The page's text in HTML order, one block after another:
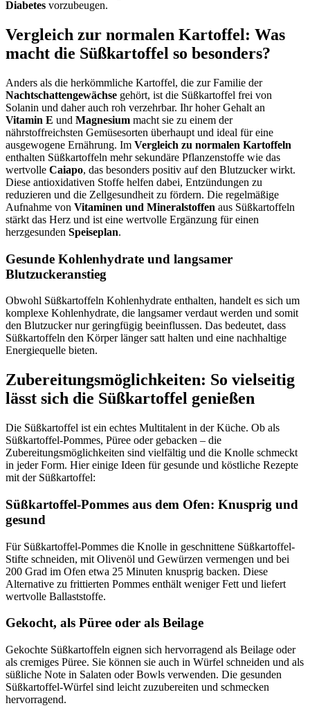
Diabetes vorzubeugen.
Vergleich zur normalen Kartoffel: Was
macht die Süßkartoffel so besonders?
Anders als die herkömmliche Kartoffel, die zur Familie der
Nachtschattengewächse gehört, ist die Süßkartoffel frei von
Solanin und daher auch roh verzehrbar. Ihr hoher Gehalt an
Vitamin E und Magnesium macht sie zu einem der
nährstoffreichsten Gemüsesorten überhaupt und ideal für eine
ausgewogene Ernährung. Im Vergleich zu normalen Kartoffeln
enthalten Süßkartoffeln mehr sekundäre Pflanzenstoffe wie das
wertvolle Caiapo, das besonders positiv auf den Blutzucker wirkt.
Diese antioxidativen Stoffe helfen dabei, Entzündungen zu
reduzieren und die Zellgesundheit zu fördern. Die regelmäßige
Aufnahme von Vitaminen und Mineralstoffen aus Süßkartoffeln
stärkt das Herz und ist eine wertvolle Ergänzung für einen
herzgesunden Speiseplan.
Gesunde Kohlenhydrate und langsamer
Blutzuckeranstieg
Obwohl Süßkartoffeln Kohlenhydrate enthalten, handelt es sich um
komplexe Kohlenhydrate, die langsamer verdaut werden und somit
den Blutzucker nur geringfügig beeinflussen. Das bedeutet, dass
Süßkartoffeln den Körper länger satt halten und eine nachhaltige
Energiequelle bieten.
Zubereitungsmöglichkeiten: So vielseitig
lässt sich die Süßkartoffel genießen
Die Süßkartoffel ist ein echtes Multitalent in der Küche. Ob als
Süßkartoffel-Pommes, Püree oder gebacken – die
Zubereitungsmöglichkeiten sind vielfältig und die Knolle schmeckt
in jeder Form. Hier einige Ideen für gesunde und köstliche Rezepte
mit der Süßkartoffel:
Süßkartoffel-Pommes aus dem Ofen: Knusprig und
gesund
Für Süßkartoffel-Pommes die Knolle in geschnittene Süßkartoffel-
Stifte schneiden, mit Olivenöl und Gewürzen vermengen und bei
200 Grad im Ofen etwa 25 Minuten knusprig backen. Diese
Alternative zu frittierten Pommes enthält weniger Fett und liefert
wertvolle Ballaststoffe.
Gekocht, als Püree oder als Beilage
Gekochte Süßkartoffeln eignen sich hervorragend als Beilage oder
als cremiges Püree. Sie können sie auch in Würfel schneiden und als
süßliche Note in Salaten oder Bowls verwenden. Die gesunden
Süßkartoffel-Würfel sind leicht zuzubereiten und schmecken
hervorragend.